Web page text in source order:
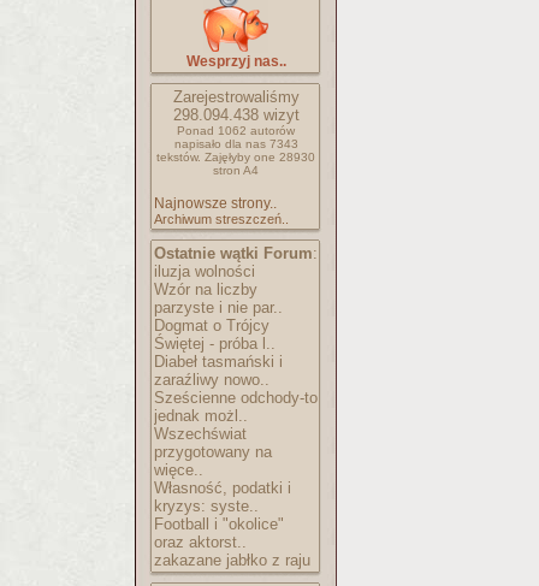
Wesprzyj nas..
Zarejestrowaliśmy
298.094.438wizyt
Ponad 1062 autorów
napisało dla nas 7343
tekstów. Zajęłyby one 28930
stron A4
Najnowsze strony..
Archiwum streszczeń..
Ostatnie wątki Forum:
iluzja wolności
Wzór na liczby
parzyste i nie par..
Dogmat o Trójcy
Świętej - próba l..
Diabeł tasmański i
zaraźliwy nowo..
Sześcienne odchody-to
jednak możl..
Wszechświat
przygotowany na
więce..
Własność, podatki i
kryzys: syste..
Football i "okolice"
oraz aktorst..
zakazane jabłko z raju